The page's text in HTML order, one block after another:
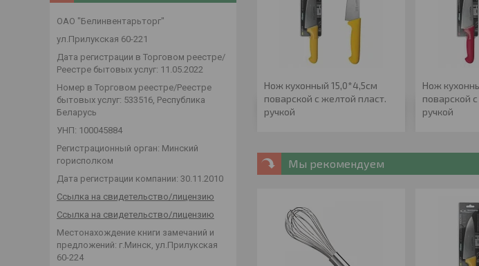
Нож кухонный 15,0*4,5см
поварской с желтой пласт.
ручкой
Нож
поварской
ручкой
Мы рекомендуем
ОАО "Белинвентарьторг"
ул.Прилукская 60-221
Дата регистрации в Торговом реестре/
Реестре бытовых услуг: 11.05.2022
Номер в Торговом реестре/Реестре
бытовых услуг: 533516, Республика
Беларусь
УНП: 100045884
Регистрационный орган: Минский
горисполком
Дата регистрации компании: 30.11.2010
Ссылка на свидетельство/лицензию
Ссылка на свидетельство/лицензию
Местонахождение книги замечаний и
предложений: г.Минск, ул.Прилукская
60-224